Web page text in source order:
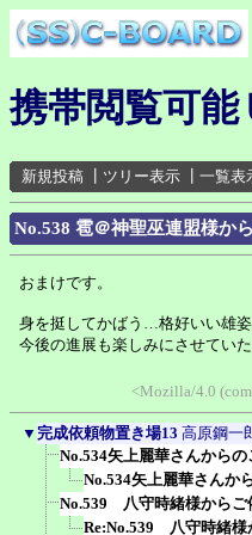
携帯閲覧可能
新規投稿 ツリー表示 一覧表
No.538 雹＠神聖巫連盟様か
おまけです。
身を挺してかばう…格好いい雄
今後の進展も楽しみにさせていた
<Mozilla/4.0
▼ 完成依頼物置き場13 高原鋼一
No.534矢上麗華さんからの
No.534矢上麗華さんか
No.539 八守時緒様からご
Re:No.539 八守時緒様